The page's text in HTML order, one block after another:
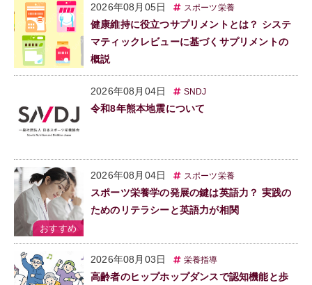
2026年08月05日 スポーツ栄養
健康維持に役立つサプリメントとは？ システ
マティックレビューに基づくサプリメントの
概説
2026年08月04日 SNDJ
令和8年熊本地震について
2026年08月04日 スポーツ栄養
スポーツ栄養学の発展の鍵は英語力？ 実践の
ためのリテラシーと英語力が相関
2026年08月03日 栄養指導
高齢者のヒップホップダンスで認知機能と歩